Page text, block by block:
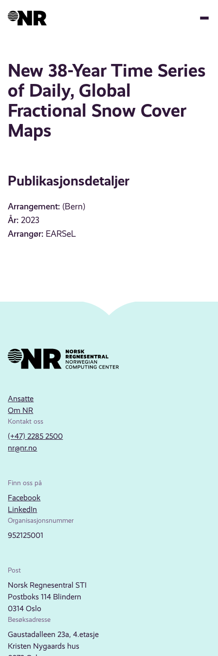
New 38-Year Time Series
of Daily, Global
Fractional Snow Cover
Maps
Publikasjonsdetaljer
Arrangement: (Bern)
År: 2023
Arrangør: EARSeL
Ansatte
Om NR
Kontakt oss
(+47) 2285 2500
nr@nr.no
Finn oss på
Facebook
LinkedIn
Organisasjonsnummer
952125001
Post
Norsk Regnesentral STI
Postboks 114 Blindern
0314 Oslo
Besøksadresse
Gaustadalleen 23a, 4.etasje
Kristen Nygaards hus